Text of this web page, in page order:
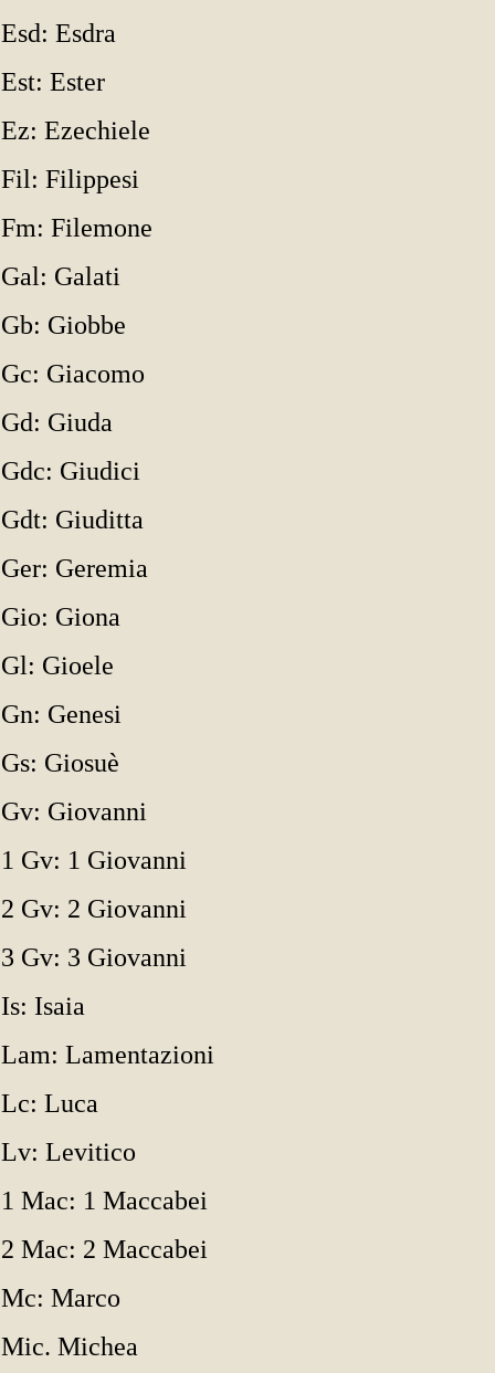
Esd: Esdra
Est: Ester
Ez: Ezechiele
Fil: Filippesi
Fm: Filemone
Gal: Galati
Gb: Giobbe
Gc: Giacomo
Gd: Giuda
Gdc: Giudici
Gdt: Giuditta
Ger: Geremia
Gio: Giona
Gl: Gioele
Gn: Genesi
Gs: Giosuè
Gv: Giovanni
1 Gv: 1 Giovanni
2 Gv: 2 Giovanni
3 Gv: 3 Giovanni
Is: Isaia
Lam: Lamentazioni
Lc: Luca
Lv: Levitico
1 Mac: 1 Maccabei
2 Mac: 2 Maccabei
Mc: Marco
Mic. Michea